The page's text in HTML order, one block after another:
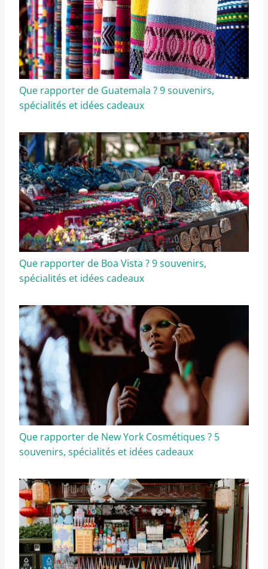
Que rapporter de Guatemala ? 9 souvenirs,
spécialités et idées cadeaux
Que rapporter de Boa Vista ? 9 souvenirs,
spécialités et idées cadeaux
Que rapporter de New York Cosmétiques ? 5
souvenirs, spécialités et idées cadeaux